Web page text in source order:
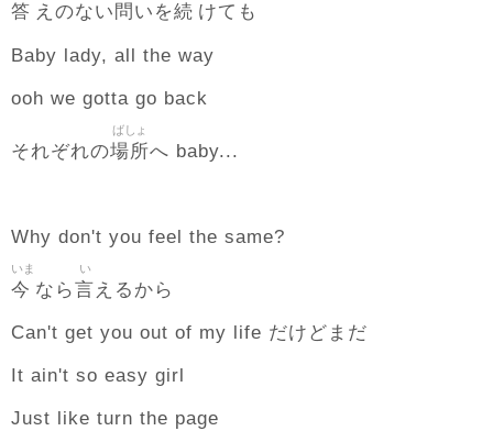
答 えのない 問 いを続 けても
Baby lady, all the way
ooh we gotta go back
それぞれの場所
ばしょ
へ baby...
Why don't you feel the same?
今
いま
なら言
い
えるから
Can't get you out of my life だけどまだ
It ain't so easy girl
Just like turn the page